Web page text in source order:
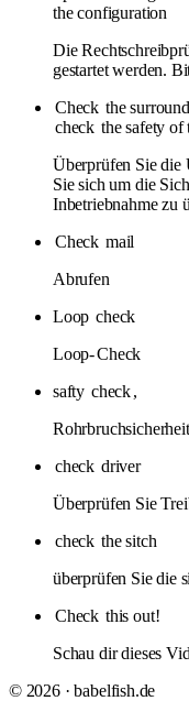
the configuration
Die
gestartet werden.
Check the
check the safety of
Überprüfen Sie die
Sie sich um die
Inbetriebnahme zu
Check mail
Abrufen
Loop check
Loop-Check
safty check,
check driver
Überprüfen Sie
check the sitch
überprüfen Sie die
Check this out!
Schau dir dieses
© 2026 · babelfish.de